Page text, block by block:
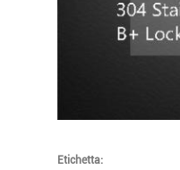
Etichetta: